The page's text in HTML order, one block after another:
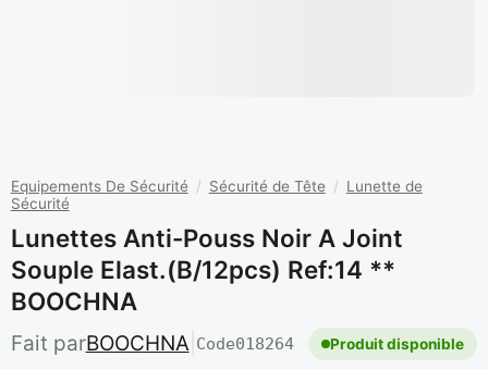
Equipements De Sécurité / Sécurité de Tête / Lunette de
Sécurité
Lunettes Anti-Pouss Noir A Joint
Souple Elast.(b/12pcs) Ref:14 **
BOOCHNA
Fait parBOOCHNA| Code018264 Produit disponible